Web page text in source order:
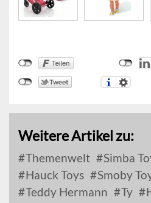
Weitere Artikel zu:
Themenwelt Simba
Hauck Toys
Smoby
Teddy Hermann
Ty